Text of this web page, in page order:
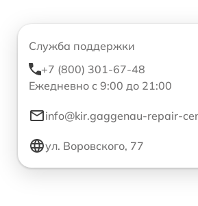
Служба поддержки
+7 (800) 301-67-48
Ежедневно с 9:00 до 21:00
info@kir.gaggenau-repair-
ул. Воровского, 77